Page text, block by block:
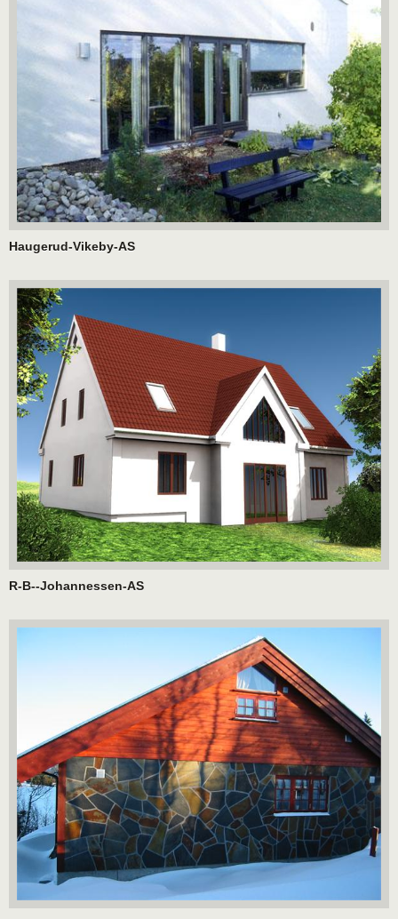
Haugerud-Vikeby-AS
R-B--Johannessen-AS